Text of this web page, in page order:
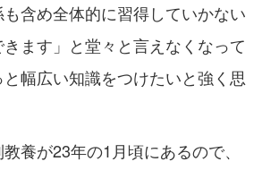
含め全体的に習得していかない
ます」と堂々と言えなくなって
幅広い知識をつけたいと強く思
養が23年の1月頃にあるので、